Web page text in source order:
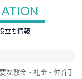
立ち情報
な敷金・礼金・仲介手